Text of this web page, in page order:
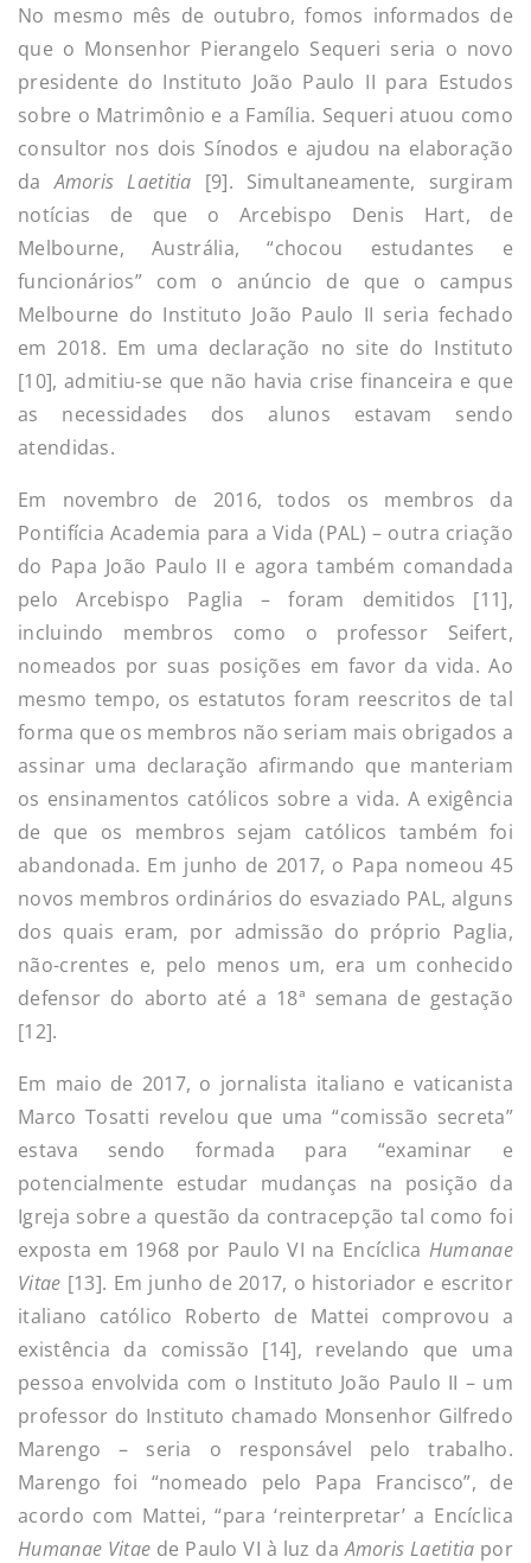
No mesmo mês de outubro, fomos informados de
que o Monsenhor Pierangelo Sequeri seria o novo
presidente do Instituto João Paulo II para Estudos
sobre o Matrimônio e a Família. Sequeri atuou como
consultor nos dois Sínodos e ajudou na elaboração
daAmoris Laetitia [9]. Simultaneamente, surgiram
notícias de que o Arcebispo Denis Hart, de
Melbourne, Austrália, “chocou estudantes e
funcionários” com o anúncio de que o campus
Melbourne do Instituto João Paulo II seria fechado
em 2018. Em uma declaração no site do Instituto
[10], admitiu-se que não havia crise financeira e que
as necessidades dos alunos estavam sendo
atendidas.
Em novembro de 2016, todos os membros da
Pontifícia Academia para a Vida (PAL) – outra criação
do Papa João Paulo II e agora também comandada
pelo Arcebispo Paglia – foram demitidos [11],
incluindo membros como o professor Seifert,
nomeados por suas posições em favor da vida. Ao
mesmo tempo, os estatutos foram reescritos de tal
forma que os membros não seriam mais obrigados a
assinar uma declaração afirmando que manteriam
os ensinamentos católicos sobre a vida. A exigência
de que os membros sejam católicos também foi
abandonada. Em junho de 2017, o Papa nomeou 45
novos membros ordinários do esvaziado PAL, alguns
dos quais eram, por admissão do próprio Paglia,
não-crentes e, pelo menos um, era um conhecido
defensor do aborto até a 18ª semana de gestação
[12].
Em maio de 2017, o jornalista italiano e vaticanista
Marco Tosatti revelou que uma “comissão secreta”
estava sendo formada para “examinar e
potencialmente estudar mudanças na posição da
Igreja sobre a questão da contracepção tal como foi
exposta em 1968 por Paulo VI na Encíclica Humanae
Vitae [13]. Em junho de 2017, o historiador e escritor
italiano católico Roberto de Mattei comprovou a
existência da comissão [14], revelando que uma
pessoa envolvida com o Instituto João Paulo II – um
professor do Instituto chamado Monsenhor Gilfredo
Marengo – seria o responsável pelo trabalho.
Marengo foi “nomeado pelo Papa Francisco”, de
acordo com Mattei, “para ‘reinterpretar’ a Encíclica
Humanae Vitae de Paulo VI à luz daAmoris Laetitia por